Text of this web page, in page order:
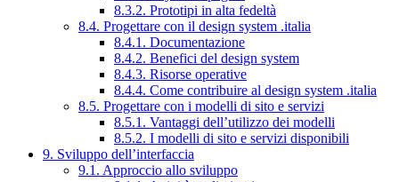
8.3.2. Prototipi in alta fedeltà
8.4. Progettare con il design system .italia
8.4.1. Documentazione
8.4.2. Benefici del design system
8.4.3. Risorse operative
8.4.4. Come contribuire al design system .italia
8.5. Progettare con i modelli di sito e servizi
8.5.1. Vantaggi dell’utilizzo dei modelli
8.5.2. I modelli di sito e servizi disponibili
9. Sviluppo dell’interfaccia
9.1. Approccio allo sviluppo